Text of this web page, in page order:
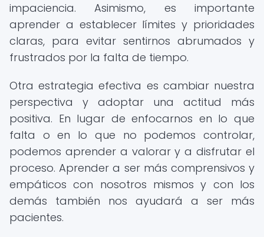
impaciencia. Asimismo, es importante
aprender a establecer límites y prioridades
claras, para evitar sentirnos abrumados y
frustrados por la falta de tiempo.
Otra estrategia efectiva es cambiar nuestra
perspectiva y adoptar una actitud más
positiva. En lugar de enfocarnos en lo que
falta o en lo que no podemos controlar,
podemos aprender a valorar y a disfrutar el
proceso. Aprender a ser más comprensivos y
empáticos con nosotros mismos y con los
demás también nos ayudará a ser más
pacientes.